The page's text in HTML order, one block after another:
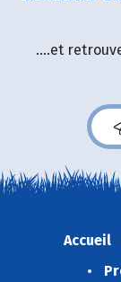
....et
Accueil